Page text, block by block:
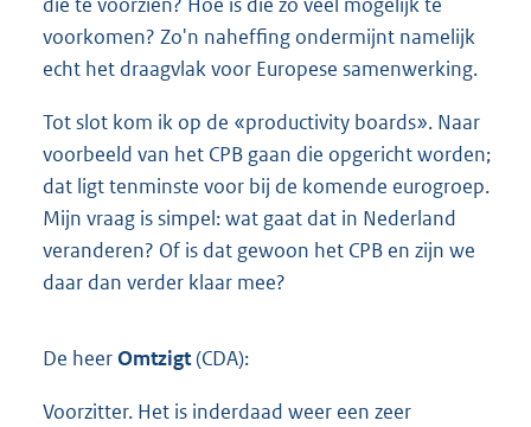
voorkomen? Zo'n naheffing ondermijnt namelijk
echt het draagvlak voor Europese samenwerking.
Tot slot kom ik op de «productivity boards». Naar
voorbeeld van het CPB gaan die opgericht worden;
dat ligt tenminste voor bij de komende eurogroep.
Mijn vraag is simpel: wat gaat dat in Nederland
veranderen? Of is dat gewoon het CPB en zijn we
daar dan verder klaar mee?
De heerOmtzigt(CDA):
Voorzitter. Het is inderdaad weer een zeer